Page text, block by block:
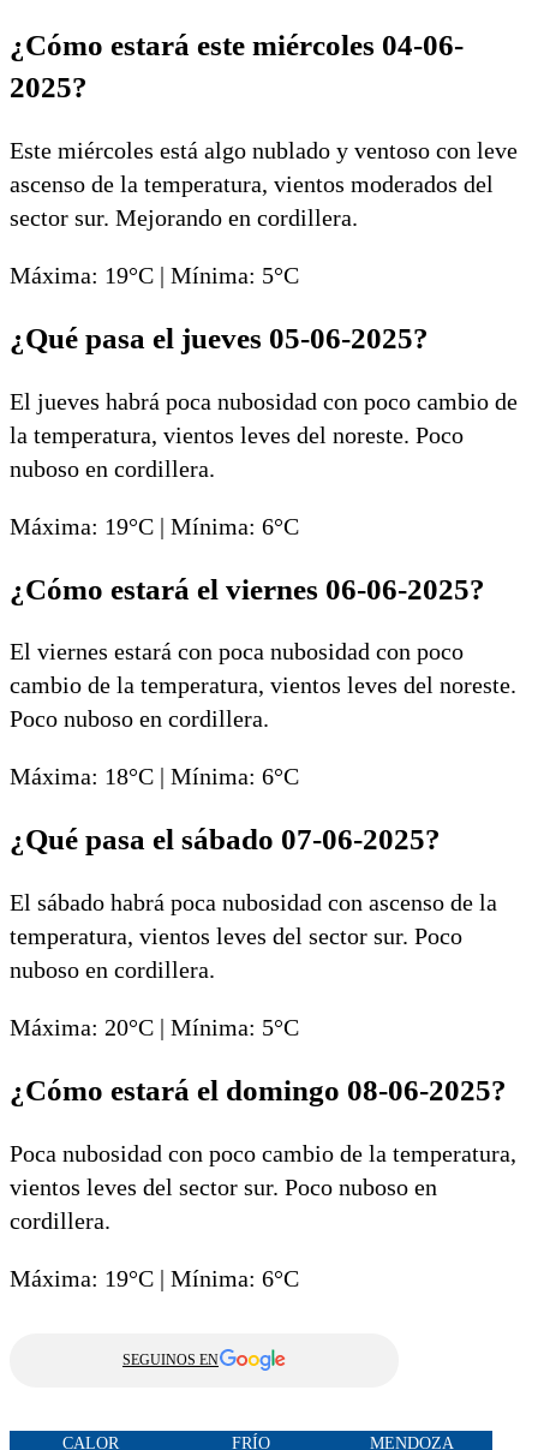
¿Cómo estará este miércoles 04-06-
2025?
Este miércoles está algo nublado y ventoso con leve
ascenso de la temperatura, vientos moderados del
sector sur. Mejorando en cordillera.
Máxima: 19°C | Mínima: 5°C
¿Qué pasa el jueves 05-06-2025?
El jueves habrá poca nubosidad con poco cambio de
la temperatura, vientos leves del noreste. Poco
nuboso en cordillera.
Máxima: 19°C | Mínima: 6°C
¿Cómo estará el viernes 06-06-2025?
El viernes estará con poca nubosidad con poco
cambio de la temperatura, vientos leves del noreste.
Poco nuboso en cordillera.
Máxima: 18°C | Mínima: 6°C
¿Qué pasa el sábado 07-06-2025?
El sábado habrá poca nubosidad con ascenso de la
temperatura, vientos leves del sector sur. Poco
nuboso en cordillera.
Máxima: 20°C | Mínima: 5°C
¿Cómo estará el domingo 08-06-2025?
Poca nubosidad con poco cambio de la temperatura,
vientos leves del sector sur. Poco nuboso en
cordillera.
Máxima: 19°C | Mínima: 6°C
SEGUINOS EN
CALOR FRÍO MENDOZA